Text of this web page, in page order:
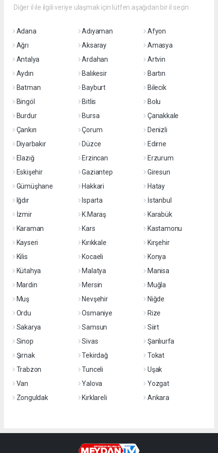
Diğer il ile ilgili veriye ulaşmak için lütfen aşağıdan bir il seçin
Adana Adıyaman
Afyon
Ağrı
Aksaray
Amasya
Antalya
Ardahan
Artvin
Aydın
Balıkesir
Bartın
Batman
Bayburt
Bilecik
Bingöl
Bitlis
Bolu
Burdur
Bursa
Çanakkale
Çankırı
Çorum
Denizli
Diyarbakır
Düzce
Edirne
Elazığ
Erzincan
Erzurum
Eskişehir
Gaziantep
Giresun
Gümüşhane
Hakkari
Hatay
Iğdır
Isparta
İstanbul
İzmir
K.Maraş
Karabük
Karaman
Kars
Kastamonu
Kayseri
Kırıkkale
Kırşehir
Kilis
Kocaeli
Konya
Kütahya
Malatya
Manisa
Mardin
Mersin
Muğla
Muş
Nevşehir
Niğde
Ordu
Osmaniye
Rize
Sakarya
Samsun
Siirt
Sinop
Sivas
Şanlıurfa
Şırnak
Tekirdağ
Tokat
Trabzon
Tunceli
Uşak
Van
Yalova
Yozgat
Zonguldak
Kırklareli Ankara